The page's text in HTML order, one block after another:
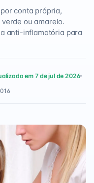
conta própria,
ou amarelo.
anti-inflamatória para
em 7 de jul de 2026